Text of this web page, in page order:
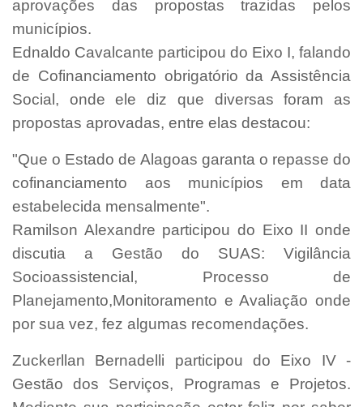
aprovações das propostas trazidas pelos
municípios.
Ednaldo Cavalcante participou do Eixo I, falando
de Cofinanciamento obrigatório da Assistência
Social, onde ele diz que diversas foram as
propostas aprovadas, entre elas destacou:
"Que o Estado de Alagoas garanta o repasse do
cofinanciamento aos municípios em data
estabelecida mensalmente".
Ramilson Alexandre participou do Eixo II onde
discutia a Gestão do SUAS: Vigilância
Socioassistencial, Processo de
Planejamento,Monitoramento e Avaliação onde
por sua vez, fez algumas recomendações.
Zuckerllan Bernadelli participou do Eixo IV -
Gestão dos Serviços, Programas e Projetos.